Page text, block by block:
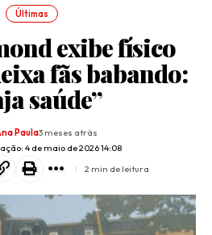
Últimas
exibe físico
fãs babando:
saúde”
4 de maio de 2026 14:08
Paula3 meses atrás
2 min de leitura